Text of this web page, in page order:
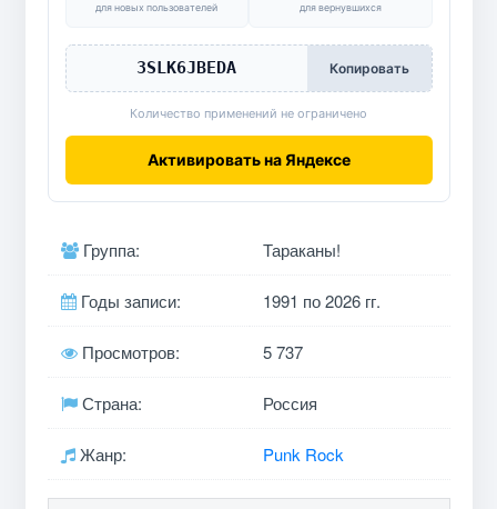
для новых пользователей для вернувшихся
3SLK6JBEDA Копировать
Количество применений не ограничено
Активировать на Яндексе
Группа: Тараканы!
Годы записи: 1991 по 2026 гг.
Просмотров: 5 737
Страна: Россия
Жанр: Punk Rock